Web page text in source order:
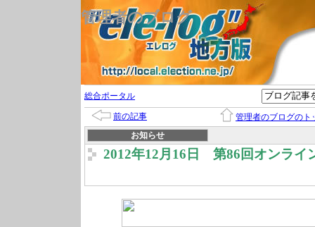
管理者のブログ
総合ポータル
前の記事
管理者のブログのト
お知らせ
2012年12月16日 第86回オンライ